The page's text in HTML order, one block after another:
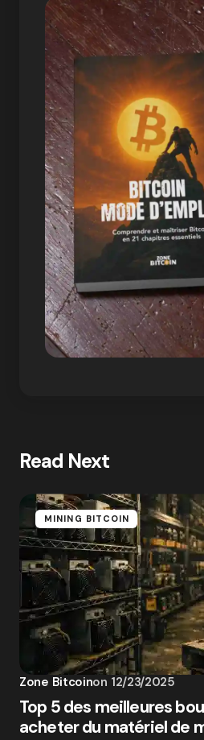
Read Next
MINING BITCOIN
Zone Bitcoinon 12/23/2025
Top 5 des meilleures
acheter du matériel de